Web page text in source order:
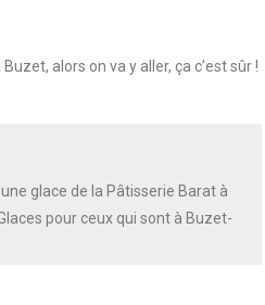
alors on va y aller, ça c’est sûr !
glace de la Pâtisserie Barat à
pour ceux qui sont à Buzet-